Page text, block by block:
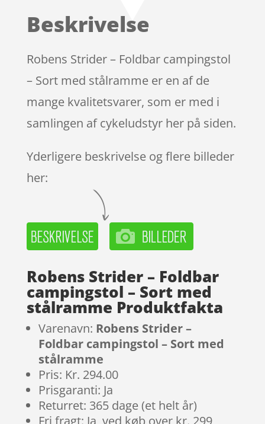
på
ømmels
er
Beskrivelse
Robens Strider – Foldbar campingstol
– Sort med stålramme er en af de
mange kvalitetsvarer, som er med i
samlingen af cykeludstyr her på siden.
Yderligere beskrivelse og flere billeder
her:
Robens Strider – Foldbar
campingstol – Sort med
stålramme Produktfakta
Varenavn: Robens Strider –
Foldbar campingstol – Sort med
stålramme
Pris: Kr. 294.00
Prisgaranti: Ja
Returret: 365 dage (et helt år)
Fri fragt: Ja, ved køb over kr. 299